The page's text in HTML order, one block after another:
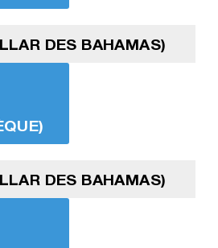
DES BAHAMAS)
DES BAHAMAS)